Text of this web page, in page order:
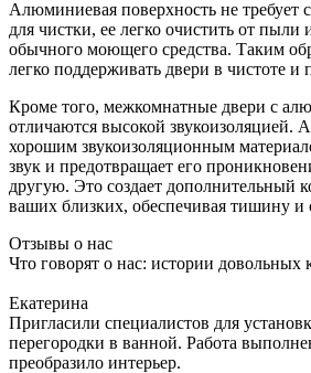
Алюминиевая поверхность не требует
для чистки, ее легко очистить от
обычного моющего средства. Таким
легко поддерживать двери в чистоте и
Кроме того, межкомнатные двери с
отличаются высокой звукоизоляцией.
хорошим звукоизоляционным
звук и предотвращает его
другую. Это создает дополнительный
ваших близких, обеспечивая тишину и
Отзывы о нас
Что говорят о нас: истории довольных
Екатерина
Пригласили специалистов для
перегородки в ванной. Работа
преобразило интерьер.